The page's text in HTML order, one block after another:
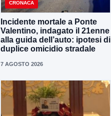
CRONACA
Incidente mortale a Ponte
Valentino, indagato il 21enne
alla guida dell’auto: ipotesi di
duplice omicidio stradale
7 AGOSTO 2026